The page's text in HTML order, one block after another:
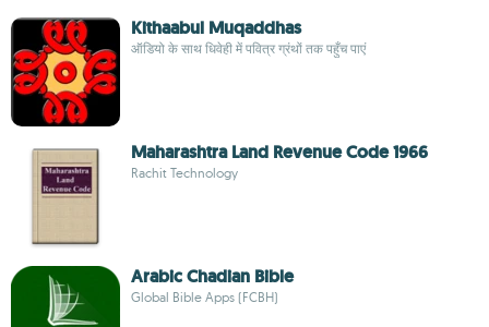
Kithaabul Muqaddhas
ऑडियो के साथ धिवेही में पवित्र ग्रंथों तक पहुँच पाएं
Maharashtra Land Revenue Code 1966
Rachit Technology
Arabic Chadian Bible
Global Bible Apps (FCBH)